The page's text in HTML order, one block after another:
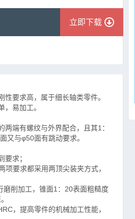
立即下载
要求高，属于细长轴类零件。
易加工。
两端有螺纹与外界配合，且其1：
又与φ50面有跳动要求。
求；
要求都采用两顶尖装夹方式，
削加工，锥面1：20表面粗糙度
，提高零件的机械加工性能，